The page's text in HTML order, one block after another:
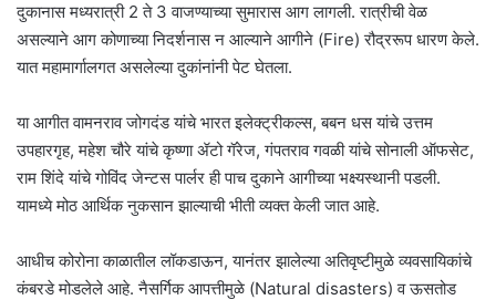
दुकानास मध्यरात्री 2 ते 3 वाजण्याच्या सुमारास आग लागली. रात्रीची वेळ
असल्याने आग कोणाच्या निदर्शनास न आल्याने आगीने (Fire) रौद्ररूप धारण केले.
यात महामार्गालगत असलेल्या दुकांनांनी पेट घेतला.
या आगीत वामनराव जोगदंड यांचे भारत इलेक्ट्रीकल्स, बबन धस यांचे उत्तम
उपहारगृह, महेश चौरे यांचे कृष्णा ॲटो गॅरेज, गंपतराव गवळी यांचे सोनाली ऑफसेट,
राम शिंदे यांचे गोविंद जेन्टस पार्लर ही पाच दुकाने आगीच्या भक्ष्यस्थानी पडली.
यामध्ये मोठ आर्थिक नुकसान झाल्याची भीती व्यक्त केली जात आहे.
आधीच कोरोना काळातील लॉकडाऊन, यानंतर झालेल्या अतिवृष्टीमुळे व्यवसायिकांचे
कंबरडे मोडलेले आहे. नैसर्गिक आपत्तीमुळे (Natural disasters) व ऊसतोड